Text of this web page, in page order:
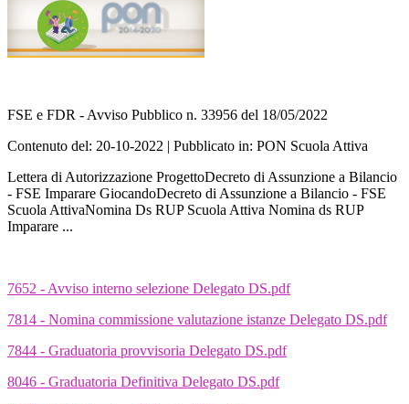
FSE e FDR - Avviso Pubblico n. 33956 del 18/05/2022
Contenuto del: 20-10-2022 | Pubblicato in: PON Scuola Attiva
Lettera di Autorizzazione ProgettoDecreto di Assunzione a Bilancio
- FSE Imparare GiocandoDecreto di Assunzione a Bilancio - FSE
Scuola AttivaNomina Ds RUP Scuola Attiva Nomina ds RUP
Imparare ...
7652 - Avviso interno selezione Delegato DS.pdf
7814 - Nomina commissione valutazione istanze Delegato DS.pdf
7844 - Graduatoria provvisoria Delegato DS.pdf
8046 - Graduatoria Definitiva Delegato DS.pdf